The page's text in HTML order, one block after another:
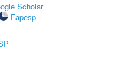
Scholar
Fapesp